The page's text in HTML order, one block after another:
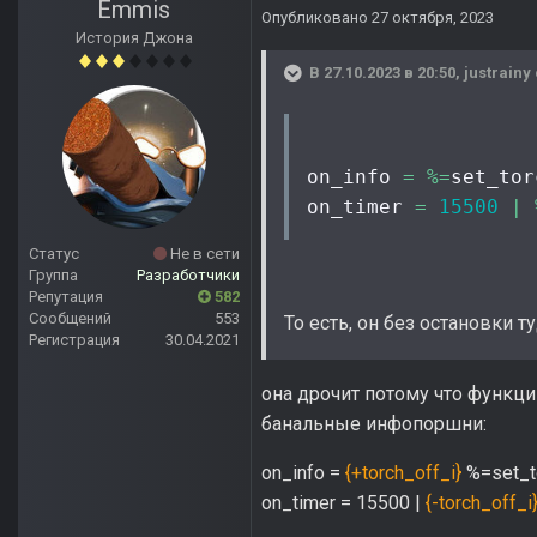
Emmis
История Джона
Статус
Не в сети
Группа
Разработчики
Репутация
582
Сообщений
553
Регистрация
30.04.2021
Опубликовано 27 октября, 2023
В 27.10.2023 в 20:50, justrainy
on_info = %=
on_timer = 15500
То есть, он без остановки
она дрочит потому что
банальные инфопоршни:
on_info = {+torch_off_i}
on_timer = 15500 | {-torch_off_i}